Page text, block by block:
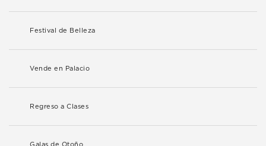
Festival de Belleza
Vende en Palacio
Regreso a Clases
Galas de Otoño